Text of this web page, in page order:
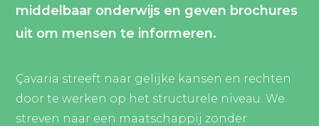
middelbaar onderwijs en geven brochures
uit om mensen te informeren.
Çavaria streeft naar gelijke kansen en rechten
door te werken op het structurele niveau. We
streven naar een maatschappij zonder